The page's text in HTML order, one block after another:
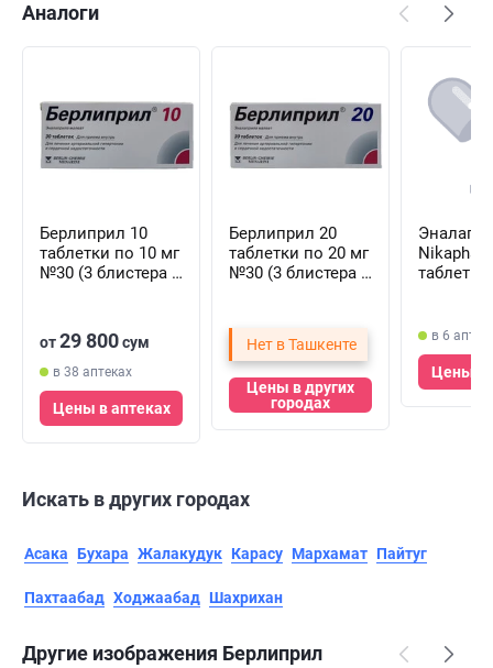
Аналоги
Берлиприл 10
таблетки по 10 мг
№30 (3 блистера х
от29 800сум
в 38 аптеках
Цены в аптеках
Берлиприл 20
таблетки по 20 мг
№30 (3 блистера х
Нет в Ташкенте
Цены в других
городах
в 6
Цены в
Искать в других городах
Асака Бухара Жалакудук Карасу Мархамат Пайтуг
Пахтаабад Ходжаабад Шахрихан
Другие изображения Берлиприл